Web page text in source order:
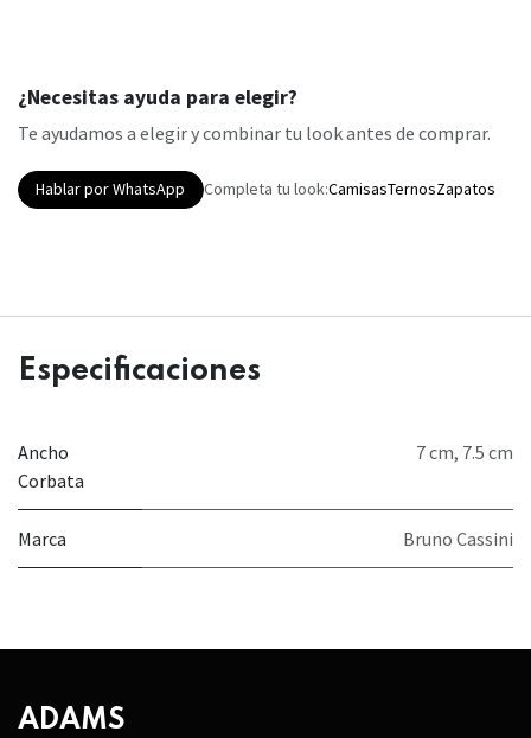
¿Necesitas ayuda para elegir?
Te ayudamos a elegir y combinar tu look antes de comprar.
Hablar por WhatsApp Completa tu look:CamisasTernosZapatos
Especificaciones
Ancho
Corbata
7 cm, 7.5 cm
Marca Bruno Cassini
ADAMS